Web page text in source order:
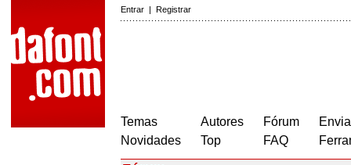
Entrar | Registrar
Temas
Novidades
Autores
Top
Fórum
FAQ